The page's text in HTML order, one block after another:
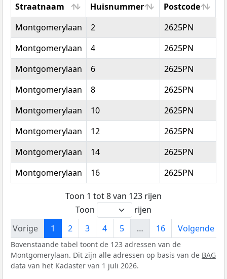
Straatnaam Huisnummer Postcode
Straatnaam
Huisnummer Postcode
Montgomerylaan 2 2625PN
Montgomerylaan
4 2625PN
Montgomerylaan
6 2625PN
Montgomerylaan
8 2625PN
Montgomerylaan
10 2625PN
Montgomerylaan
12 2625PN
Montgomerylaan
14 2625PN
Montgomerylaan
16 2625PN
Toon 1 tot 8 van 123 rijen
Toon
rijen
Vorige
1 2 3 4 5 … 16 Volgende
Bovenstaande tabel toont de 123 adressen van de
Montgomerylaan. Dit zijn alle adressen op basis van de BAG
data van het Kadaster van 1 juli 2026.